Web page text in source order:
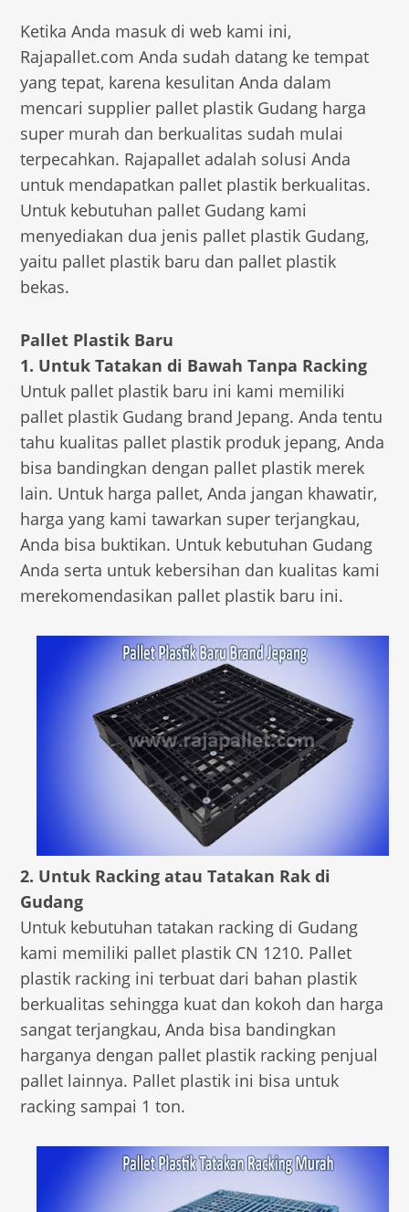
Ketika Anda masuk di web kami ini,
Rajapallet.com Anda sudah datang ke tempat
yang tepat, karena kesulitan Anda dalam
mencari supplier pallet plastik Gudang harga
super murah dan berkualitas sudah mulai
terpecahkan. Rajapallet adalah solusi Anda
untuk mendapatkan pallet plastik berkualitas.
Untuk kebutuhan pallet Gudang kami
menyediakan dua jenis pallet plastik Gudang,
yaitu pallet plastik baru dan pallet plastik
bekas.
Pallet Plastik Baru
1. Untuk Tatakan di Bawah Tanpa Racking
Untuk pallet plastik baru ini kami memiliki
pallet plastik Gudang brand Jepang. Anda tentu
tahu kualitas pallet plastik produk jepang, Anda
bisa bandingkan dengan pallet plastik merek
lain. Untuk harga pallet, Anda jangan khawatir,
harga yang kami tawarkan super terjangkau,
Anda bisa buktikan. Untuk kebutuhan Gudang
Anda serta untuk kebersihan dan kualitas kami
merekomendasikan pallet plastik baru ini.
2. Untuk Racking atau Tatakan Rak di
Gudang
Untuk kebutuhan tatakan racking di Gudang
kami memiliki pallet plastik CN 1210. Pallet
plastik racking ini terbuat dari bahan plastik
berkualitas sehingga kuat dan kokoh dan harga
sangat terjangkau, Anda bisa bandingkan
harganya dengan pallet plastik racking penjual
pallet lainnya. Pallet plastik ini bisa untuk
racking sampai 1 ton.